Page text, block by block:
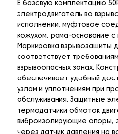
В базовую комплектацию
электродвигатель во
исполнении, муфтовое
кожухом, рама-основание с
Маркировка взрывозащиты
соответствует
взрывоопасных зонах.
обеспечивает удобный
узлам и уплотнениям при
обслуживания. Защитные
термодатчики обмоток
виброизолирующие опоры,
через датчик давления на